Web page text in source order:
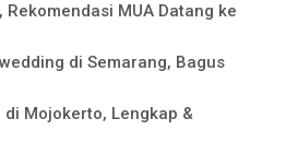
Rekomendasi MUA Datang ke
di Semarang, Bagus
di Mojokerto, Lengkap &